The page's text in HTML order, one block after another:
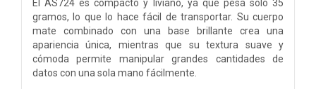
El AS724 es compacto y liviano, ya que pesa solo 35
gramos, lo que lo hace fácil de transportar. Su cuerpo
mate combinado con una base brillante crea una
apariencia única, mientras que su textura suave y
cómoda permite manipular grandes cantidades de
datos con una sola mano fácilmente.